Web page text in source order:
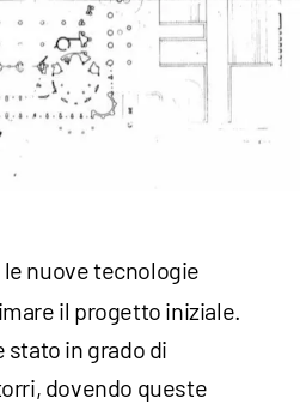
nuove tecnologie
il progetto iniziale.
stato in grado di
dovendo queste